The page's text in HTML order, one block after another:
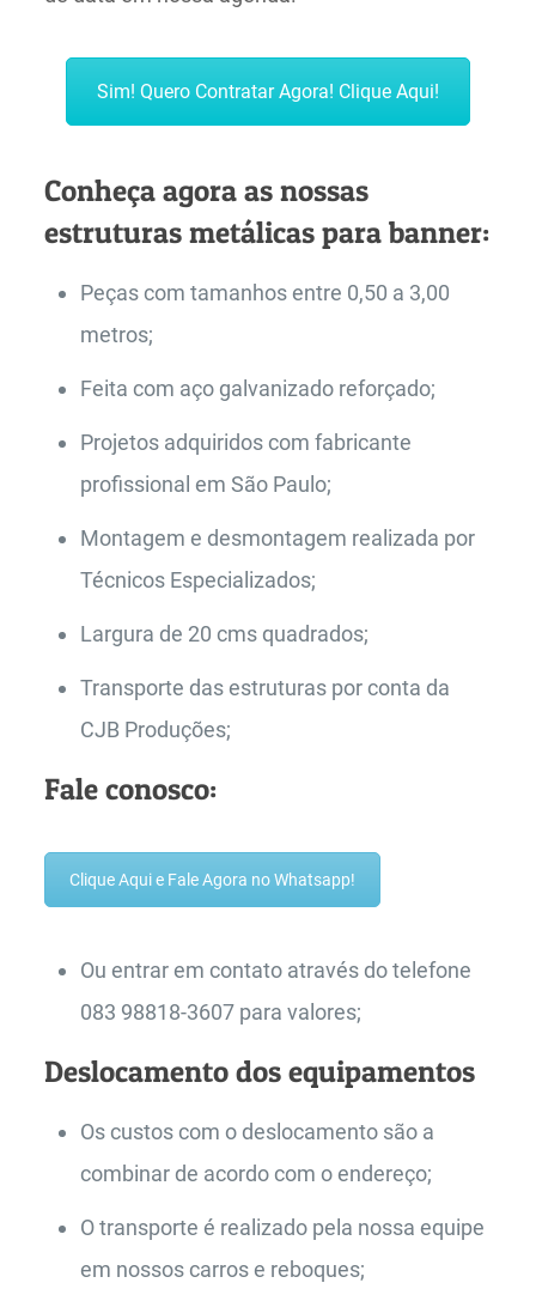
Sim! Quero Contratar Agora! Clique Aqui!
Conheça agora as nossas
estruturas metálicas para banner:
Peças com tamanhos entre 0,50 a 3,00
metros;
Feita com aço galvanizado reforçado;
Projetos adquiridos com fabricante
profissional em São Paulo;
Montagem e desmontagem realizada por
Técnicos Especializados;
Largura de 20 cms quadrados;
Transporte das estruturas por conta da
CJB Produções;
Fale conosco:
Clique Aqui e Fale Agora no Whatsapp!
Ou entrar em contato através do telefone
083 98818-3607 para valores;
Deslocamento dos equipamentos
Os custos com o deslocamento são a
combinar de acordo com o endereço;
O transporte é realizado pela nossa equipe
em nossos carros e reboques;